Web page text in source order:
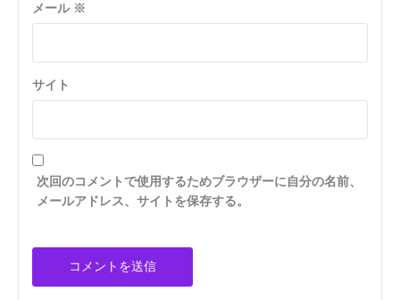
メール ※
サイト
次回のコメントで使用するためブラウザーに自分の名前、
メールアドレス、サイトを保存する。